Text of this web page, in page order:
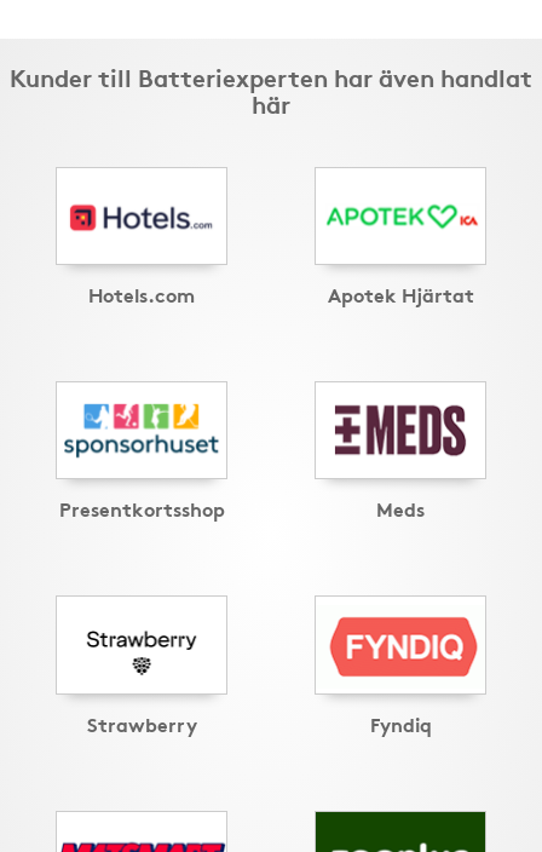
Kunder till Batteriexperten har även handlat
här
Hotels.com Apotek Hjärtat
Presentkortsshop Meds
Strawberry Fyndiq